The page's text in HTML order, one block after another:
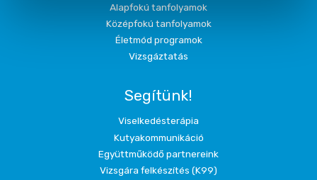
Alapfokú tanfolyamok
Középfokú tanfolyamok
Életmód programok
Vizsgáztatás
Segítünk!
Viselkedésterápia
Kutyakommunikáció
Együttműködő partnereink
Vizsgára felkészítés (K99)